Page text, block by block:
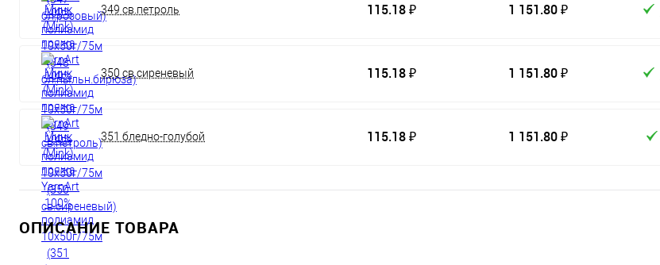
349 св.петроль 115.18 ₽ 1 151.80 ₽
350 св.сиреневый 115.18 ₽ 1 151.80 ₽
351 бледно-голубой 115.18 ₽ 1 151.80 ₽
ОПИСАНИЕ ТОВАРА